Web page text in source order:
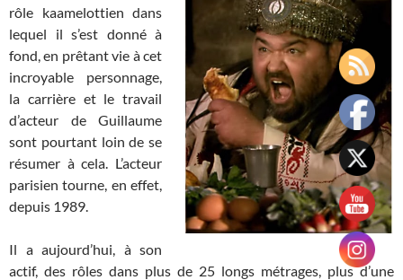
rôle kaamelottien dans
lequel il s’est donné à
fond, en prêtant vie à cet
incroyable personnage,
la carrière et le travail
d’acteur de Guillaume
sont pourtant loin de se
résumer à cela. L’acteur
parisien tourne, en effet,
depuis 1989.
Il a aujourd’hui, à son
actif, des rôles dans plus de 25 longs métrages, plus d’une